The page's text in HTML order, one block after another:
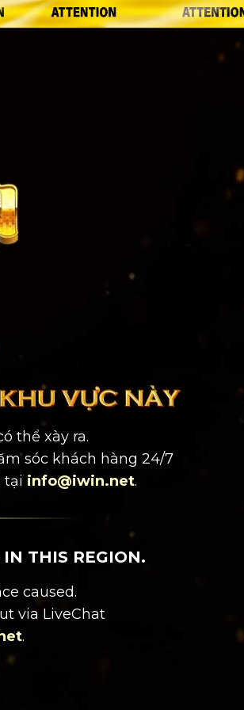
thể xày ra.
sóc khách hàng 24/7
tại info@iwin.net.
THIS REGION.
caused.
via LiveChat
.